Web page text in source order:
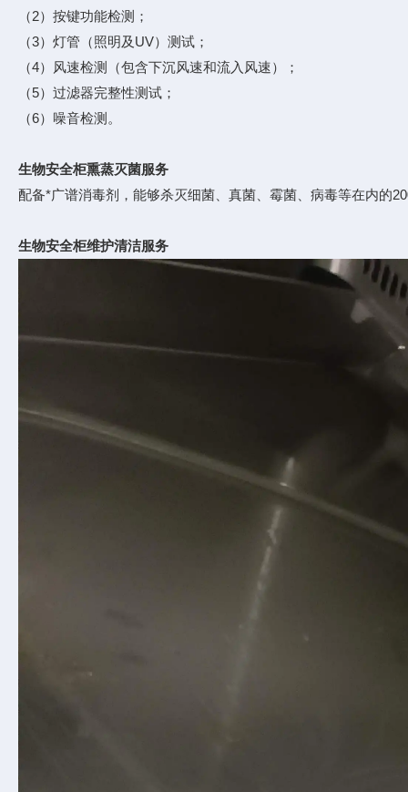
（2）按键功能检测；
（3）灯管（照明及UV）测试；
（4）风速检测（包含下沉风速和流入风速）；
（5）过滤器完整性测试；
（6）噪音检测。
生物安全柜熏蒸灭菌服务
配备*广谱消毒剂，能够杀灭细菌、真菌、霉菌、病毒等在内的
生物安全柜维护清洁服务